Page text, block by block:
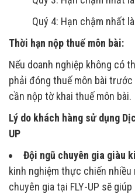
Quý 4: Hạn chậm nhất
Thời hạn nộp thuế môn bài:
Nếu doanh nghiệp không có
phải đóng thuế môn bài
cần nộp tờ khai thuế môn bài.
Lý do khách hàng sử dụng
UP
Đội ngũ chuyên gia giàu
kinh nghiệm thực chiến
chuyên gia tại FLY-UP sẽ